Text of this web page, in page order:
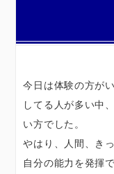
今日は体験の方が
してる人が多い中
い方でした。
やはり、人間、き
自分の能力を発揮